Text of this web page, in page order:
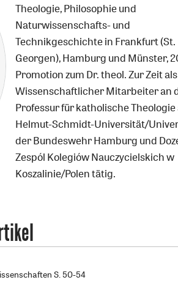
Theologie, Philosophie und
Naturwissenschafts- und
Technikgeschichte in Frankfurt (St.
Georgen), Hamburg und Münster,
Promotion zum Dr. theol. Zur Zeit als
Wissenschaftlicher Mitarbeiter an
Professur für katholische
Helmut-Schmidt-Universität/
der Bundeswehr Hamburg und
Zespól Kolegiów Nauczycielskich w
Koszalinie/Polen tätig.
S. 50-54